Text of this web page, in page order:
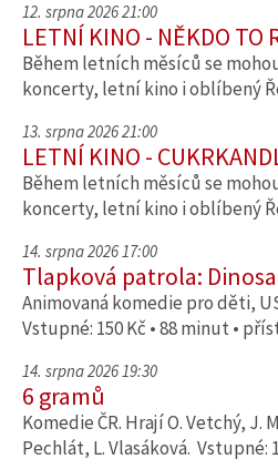
12. srpna 2026 21:00
LETNÍ KINO - NĚKDO TO
Během letních měsíců se
koncerty, letní kino i oblíbený
13. srpna 2026 21:00
LETNÍ KINO -
Během letních měsíců se
koncerty, letní kino i oblíbený
14. srpna 2026 17:00
Tlapková patrola:
Animovaná komedie pro děti,
Vstupné: 150 Kč • 88 minut •
14. srpna 2026 19:30
6 gramů
Komedie ČR. Hrají O. Vetchý, J.
Pechlát, L. Vlasáková. Vstupné: